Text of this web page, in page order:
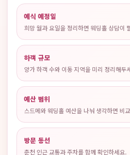
예식 예정일
희망 월과 요일을 정리하면 웨딩홀 상담이
하객 규모
양가 하객 수와 이동 지역을 미리 정리해두
예산 범위
스드메와 웨딩홀 예산을 나눠 생각하면 비
방문 동선
춘천 인근 교통과 주차를 함께 확인하세요.